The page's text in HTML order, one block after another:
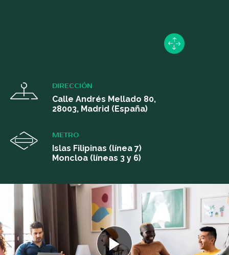
DIRECCIÓN
Calle Andrés Mellado 80,
28003, Madrid (España)
METRO
Islas Filipinas (línea 7)
Moncloa (líneas 3 y 6)